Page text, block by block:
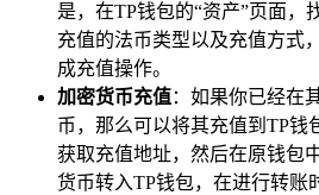
是，在TP钱包的“资产”页面，
充值的法币类型以及充值方式
成充值操作。
加密货币充值：如果你已经在
币，那么可以将其充值到TP钱
获取充值地址，然后在原钱包
货币转入TP钱包，在进行转账